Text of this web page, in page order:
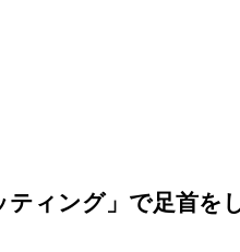
ティング」で足首を